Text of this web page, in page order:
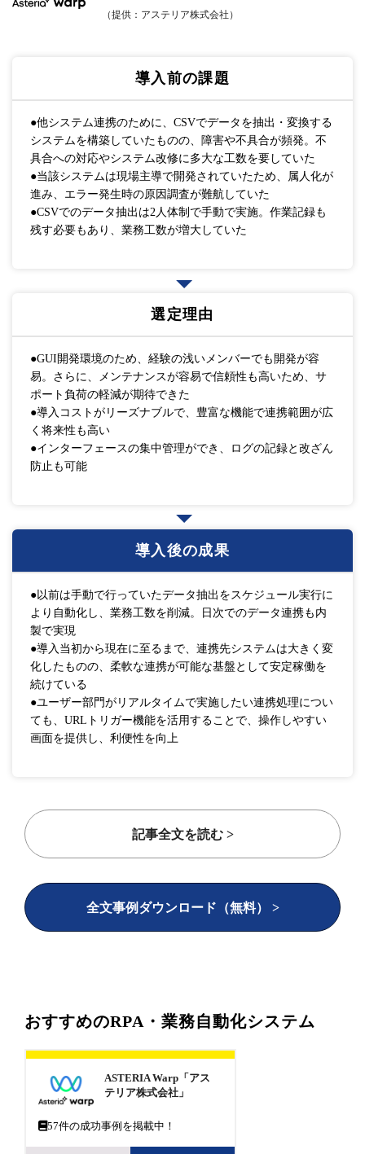
（提供：アステリア株式会社）
導入前の課題
●他システム連携のために、CSVでデータを抽出・変換する
システムを構築していたものの、障害や不具合が頻発。不
具合への対応やシステム改修に多大な工数を要していた
●当該システムは現場主導で開発されていたため、属人化が
進み、エラー発生時の原因調査が難航していた
●CSVでのデータ抽出は2人体制で手動で実施。作業記録も
残す必要もあり、業務工数が増大していた
選定理由
●GUI開発環境のため、経験の浅いメンバーでも開発が容
易。さらに、メンテナンスが容易で信頼性も高いため、サ
ポート負荷の軽減が期待できた
●導入コストがリーズナブルで、豊富な機能で連携範囲が広
く将来性も高い
●インターフェースの集中管理ができ、ログの記録と改ざん
防止も可能
導入後の成果
●以前は手動で行っていたデータ抽出をスケジュール実行に
より自動化し、業務工数を削減。日次でのデータ連携も内
製で実現
●導入当初から現在に至るまで、連携先システムは大きく変
化したものの、柔軟な連携が可能な基盤として安定稼働を
続けている
●ユーザー部門がリアルタイムで実施したい連携処理につい
ても、URLトリガー機能を活用することで、操作しやすい
画面を提供し、利便性を向上
記事全文を読む >
全文事例ダウンロード（無料） >
おすすめのRPA・業務自動化システム
ASTERIA Warp「アス
テリア株式会社」
57件の成功事例を掲載中！